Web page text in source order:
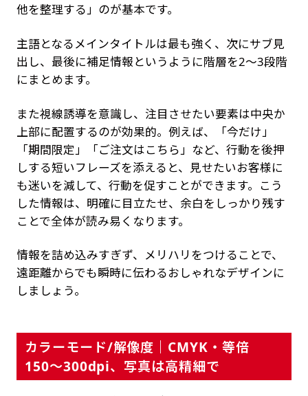
他を整理する」のが基本です。
主語となるメインタイトルは最も強く、次にサブ見
出し、最後に補足情報というように階層を2〜3段階
にまとめます。
また視線誘導を意識し、注目させたい要素は中央か
上部に配置するのが効果的。例えば、「今だけ」
「期間限定」「ご注文はこちら」など、行動を後押
しする短いフレーズを添えると、見せたいお客様に
も迷いを減して、行動を促すことができます。こう
した情報は、明確に目立たせ、余白をしっかり残す
ことで全体が読み易くなります。
情報を詰め込みすぎず、メリハリをつけることで、
遠距離からでも瞬時に伝わるおしゃれなデザインに
しましょう。
カラーモード/解像度｜CMYK・等倍
150〜300dpi、写真は高精細で